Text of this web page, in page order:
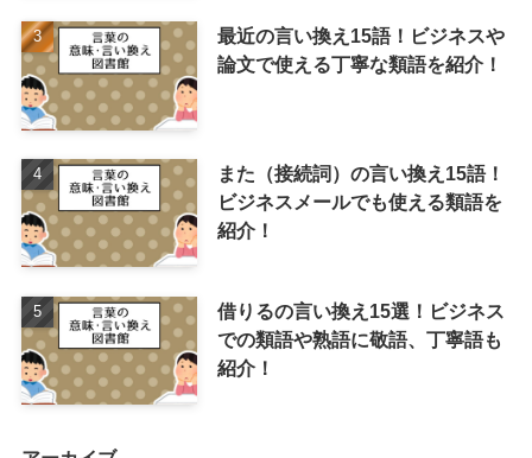
最近の言い換え15語！ビジネスや
論文で使える丁寧な類語を紹介！
また（接続詞）の言い換え15語！
ビジネスメールでも使える類語を
紹介！
借りるの言い換え15選！ビジネス
での類語や熟語に敬語、丁寧語も
紹介！